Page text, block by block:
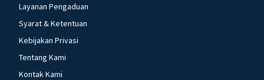
Layanan Pengaduan
Syarat & Ketentuan
Kebijakan Privasi
Tentang Kami
Kontak Kami